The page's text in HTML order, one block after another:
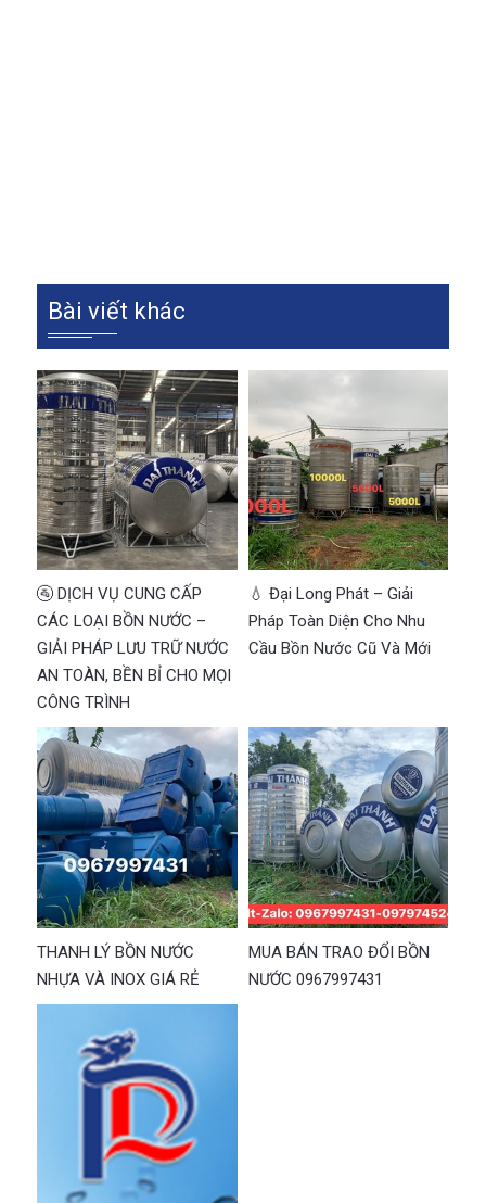
Bài viết khác
🚰 DỊCH VỤ CUNG CẤP
CÁC LOẠI BỒN NƯỚC –
GIẢI PHÁP LƯU TRỮ NƯỚC
AN TOÀN, BỀN BỈ CHO MỌI
CÔNG TRÌNH
💧 Đại Long Phát – Giải
Pháp Toàn Diện Cho Nhu
Cầu Bồn Nước Cũ Và Mới
THANH LÝ BỒN NƯỚC
NHỰA VÀ INOX GIÁ RẺ
MUA BÁN TRAO ĐỔI BỒN
NƯỚC 0967997431